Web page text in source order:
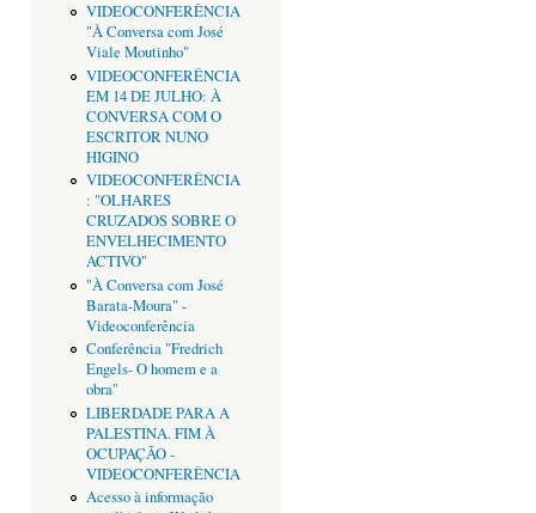
VIDEOCONFERÊNCIA
"À Conversa com José
Viale Moutinho"
VIDEOCONFERÊNCIA
EM 14 DE JULHO: À
CONVERSA COM O
ESCRITOR NUNO
HIGINO
VIDEOCONFERÊNCIA
: "OLHARES
CRUZADOS SOBRE O
ENVELHECIMENTO
ACTIVO"
"À Conversa com José
Barata-Moura" -
Videoconferência
Conferência "Fredrich
Engels- O homem e a
obra"
LIBERDADE PARA A
PALESTINA. FIM À
OCUPAÇÃO -
VIDEOCONFERÊNCIA
Acesso à informação